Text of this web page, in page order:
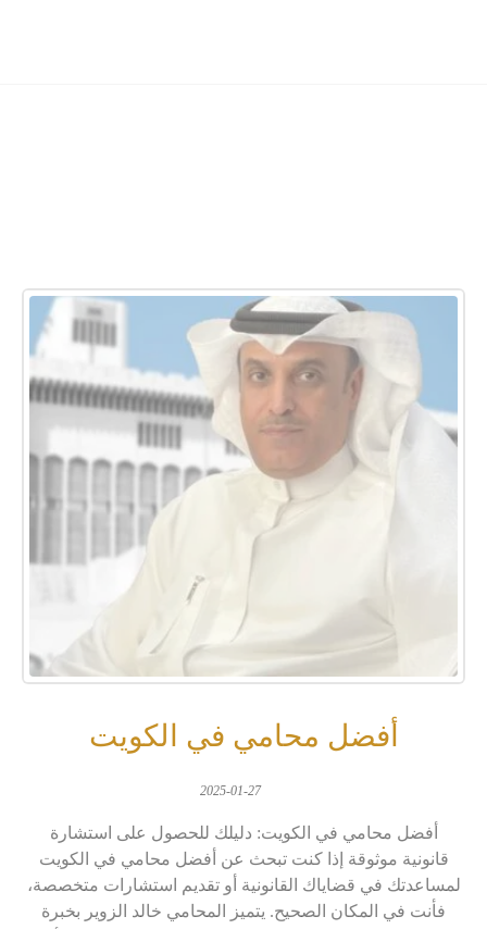
أفضل محامي في الكويت
2025-01-27
أفضل محامي في الكويت: دليلك للحصول على استشارة
قانونية موثوقة إذا كنت تبحث عن أفضل محامي في الكويت
لمساعدتك في قضاياك القانونية أو تقديم استشارات متخصصة،
فأنت في المكان الصحيح. يتميز المحامي خالد الزوير بخبرة